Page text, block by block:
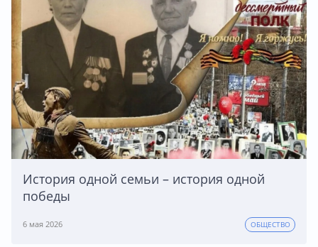
История одной семьи – история одной
победы
6 мая 2026 ОБЩЕСТВО